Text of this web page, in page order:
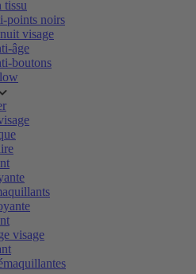
tissu
points noirs
visage
âge
boutons
visage